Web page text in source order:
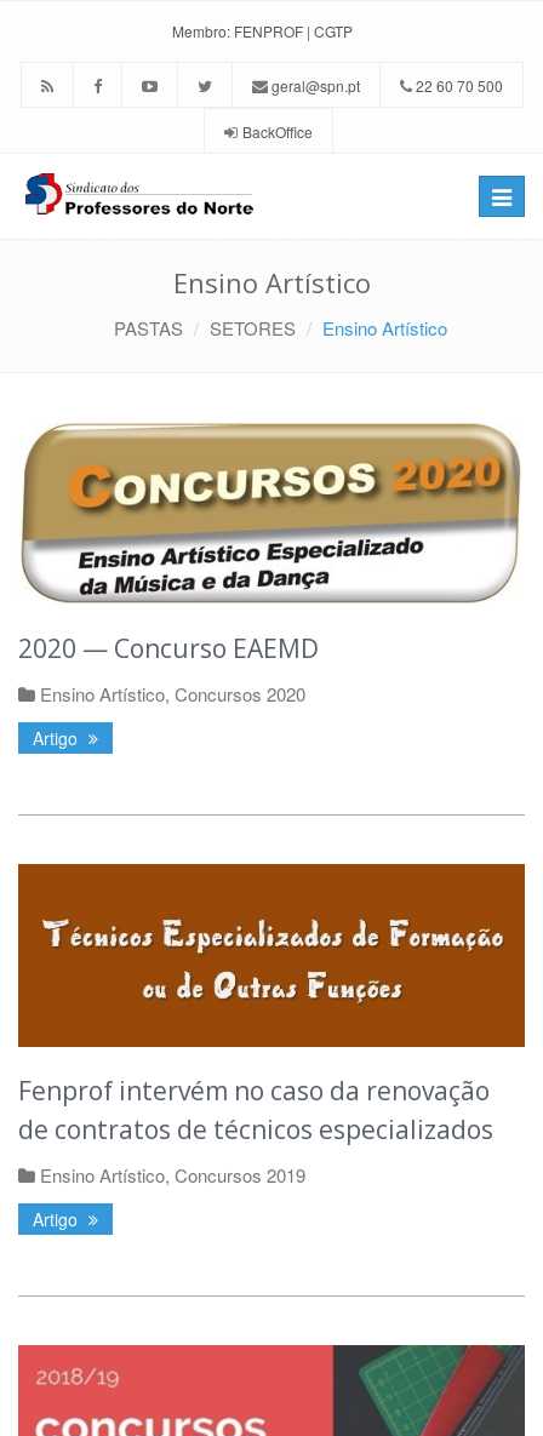
Membro: FENPROF | CGTP
geral@spn.pt 22 60 70 500
BackOffice
Toggle
Ensino Artístico
PASTAS SETORES Ensino Artístico
2020 — Concurso EAEMD
Ensino Artístico, Concursos 2020
Artigo
Fenprof intervém no caso da renovação
de contratos de técnicos especializados
Ensino Artístico, Concursos 2019
Artigo